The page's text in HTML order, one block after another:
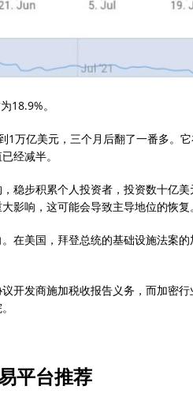
18.9%。
1万亿美元，三个月后翻了一番多。
经减半。
稳步积累个人投资者，投资数十亿
影响，这可能会导致主导地位的恢复。
在美国，拜登总统的基础设施法案
开发商施加税收报告义务，而加密
平台推荐